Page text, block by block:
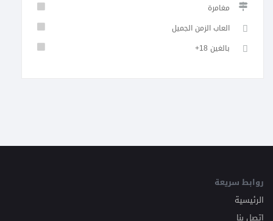
مغامرة
العاب الزمن الجميل
+18 بالغين
روابط سريعة
الرئيسية
اتصل بنا